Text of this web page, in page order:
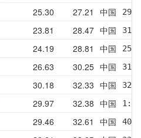
25.30 27.21 中国
23.81 28.47 中国
24.19 28.81 中国
26.63 30.25 中国
30.18 32.33 中国
29.97 32.38 中国
29.46 32.61 中国